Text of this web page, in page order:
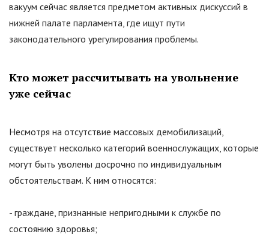
вакуум сейчас является предметом активных дискуссий в
нижней палате парламента, где ищут пути
законодательного урегулирования проблемы.
Кто может рассчитывать на увольнение
уже сейчас
Несмотря на отсутствие массовых демобилизаций,
существует несколько категорий военнослужащих, которые
могут быть уволены досрочно по индивидуальным
обстоятельствам. К ним относятся:
- граждане, признанные непригодными к службе по
состоянию здоровья;